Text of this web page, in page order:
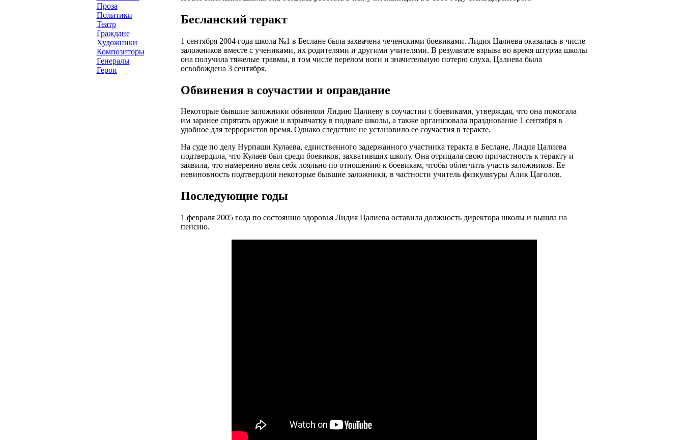
Проза
Политики
Театр
Граждане
Художники
Композиторы
Генералы
Герои
Бесланский теракт
1 сентября 2004 года школа №1 в Беслане была захвачена чеченскими боевиками. Лидия Цалиева оказалась в числе
заложников вместе с учениками, их родителями и другими учителями. В результате взрыва во время штурма школы
она получила тяжелые травмы, в том числе перелом ноги и значительную потерю слуха. Цалиева была
освобождена 3 сентября.
Обвинения в соучастии и оправдание
Некоторые бывшие заложники обвиняли Лидию Цалиеву в соучастии с боевиками, утверждая, что она помогала
им заранее спрятать оружие и взрывчатку в подвале школы, а также организовала празднование 1 сентября в
удобное для террористов время. Однако следствие не установило ее соучастия в теракте.
На суде по делу Нурпаши Кулаева, единственного задержанного участника теракта в Беслане, Лидия Цалиева
подтвердила, что Кулаев был среди боевиков, захвативших школу. Она отрицала свою причастность к теракту и
заявила, что намеренно вела себя лояльно по отношению к боевикам, чтобы облегчить участь заложников. Ее
невиновность подтвердили некоторые бывшие заложники, в частности учитель физкультуры Алик Цаголов.
Последующие годы
1 февраля 2005 года по состоянию здоровья Лидия Цалиева оставила должность директора школы и вышла на
пенсию.